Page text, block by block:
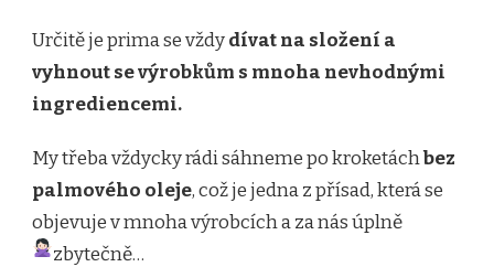
Určitě je prima se vždydívat na složení a
vyhnout se výrobkům s mnoha nevhodnými
ingrediencemi.
My třeba vždycky rádi sáhneme po kroketáchbez
palmového oleje, což je jedna z přísad, která se
objevuje v mnoha výrobcích a za nás úplně
zbytečně…